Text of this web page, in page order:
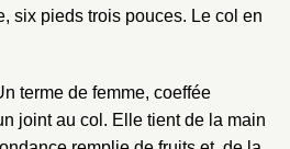
six pieds trois pouces. Le col en
terme de femme, coeffée
joint au col. Elle tient de la main